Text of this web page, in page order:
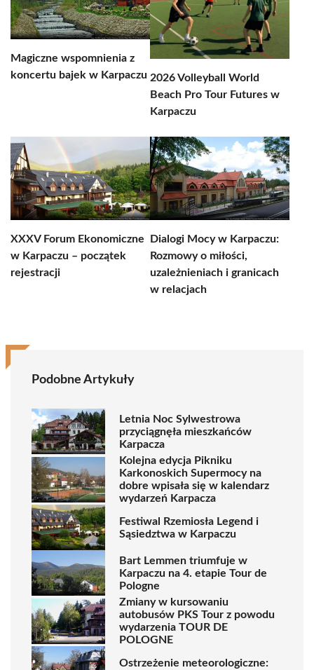
Magiczne wspomnienia z
koncertu bajek w Karpaczu 2026 Volleyball World
Beach Pro Tour Futures w
Karpaczu
XXXV Forum Ekonomiczne
w Karpaczu – początek
rejestracji
Dialogi Mocy w Karpaczu:
Rozmowy o miłości,
uzależnieniach i granicach
w relacjach
Podobne Artykuły
Letnia Noc Sylwestrowa
przyciągnęła mieszkańców
Karpacza
Kolejna edycja Pikniku
Karkonoskich Supermocy na
dobre wpisała się w kalendarz
wydarzeń Karpacza
Festiwal Rzemiosła Legend i
Sąsiedztwa w Karpaczu
Bart Lemmen triumfuje w
Karpaczu na 4. etapie Tour de
Pologne
Zmiany w kursowaniu
autobusów PKS Tour z powodu
wydarzenia TOUR DE
POLOGNE
Ostrzeżenie meteorologiczne: